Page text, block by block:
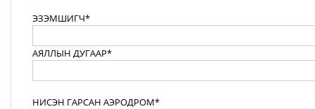
ЭЗЭМШИГЧ*
АЯЛЛЫН ДУГААР*
НИСЭН ГАРСАН АЭРОДРОМ*